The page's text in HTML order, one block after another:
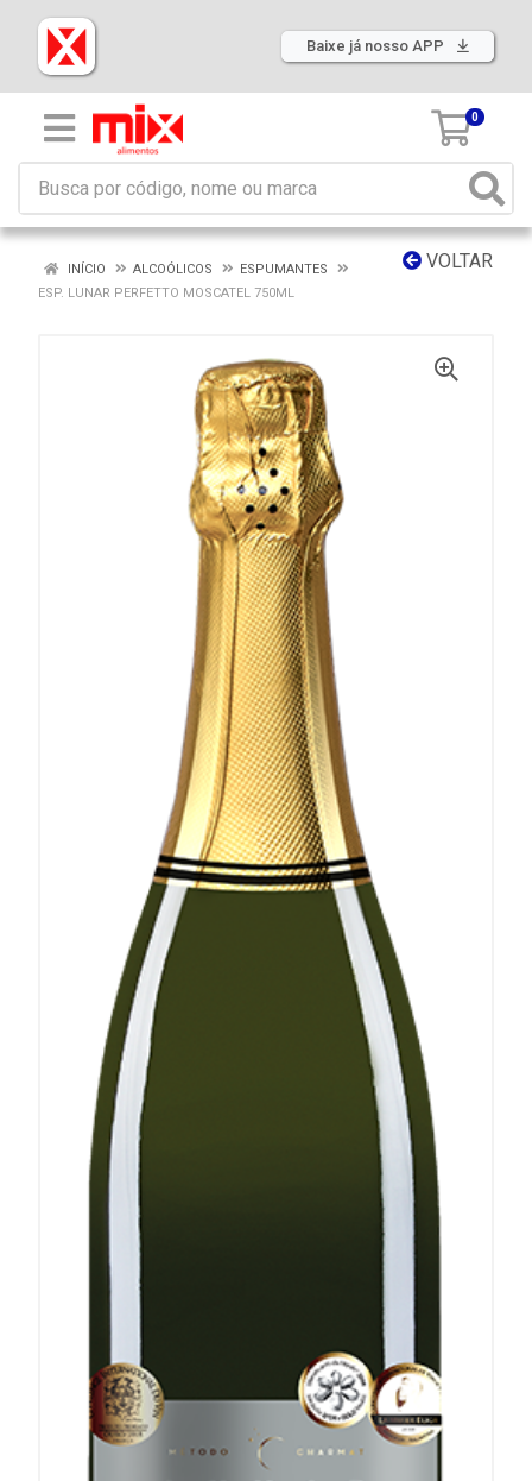
Baixe já nosso APP
0
VOLTAR
INÍCIO ALCOÓLICOS
ESPUMANTES
ESP. LUNAR PERFETTO MOSCATEL 750ML